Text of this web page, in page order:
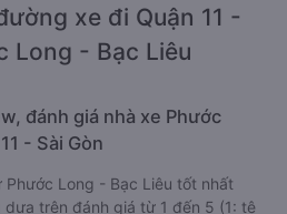
xe đi Quận 11 -
Long - Bạc Liêu
đánh giá nhà xe Phước
- Sài Gòn
Phước Long - Bạc Liêu tốt nhất
trên đánh giá từ 1 đến 5 (1: tệ